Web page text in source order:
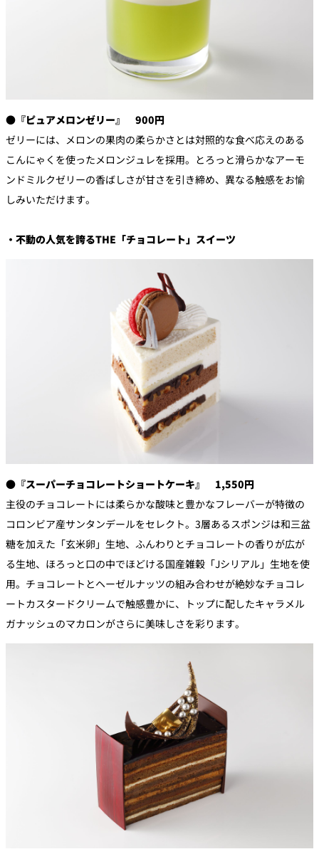
●『ピュアメロンゼリー』 900円
ゼリーには、メロンの果肉の柔らかさとは対照的な食べ応えのある
こんにゃくを使ったメロンジュレを採用。とろっと滑らかなアーモ
ンドミルクゼリーの香ばしさが甘さを引き締め、異なる触感をお愉
しみいただけます。
・不動の人気を誇るTHE「チョコレート」スイーツ
●『スーパーチョコレートショートケーキ』 1,550円
主役のチョコレートには柔らかな酸味と豊かなフレーバーが特徴の
コロンビア産サンタンデールをセレクト。3層あるスポンジは和三盆
糖を加えた「玄米卵」生地、ふんわりとチョコレートの香りが広が
る生地、ほろっと口の中でほどける国産雑穀「Jシリアル」生地を使
用。チョコレートとヘーゼルナッツの組み合わせが絶妙なチョコレ
ートカスタードクリームで触感豊かに、トップに配したキャラメル
ガナッシュのマカロンがさらに美味しさを彩ります。